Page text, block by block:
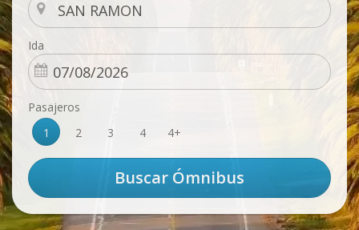
Ida
Pasajeros
1
2 3 4 4+